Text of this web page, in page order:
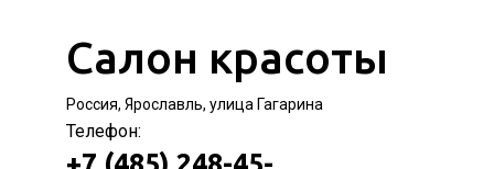
Салон красоты
Россия, Ярославль, улица Гагарина
Телефон: